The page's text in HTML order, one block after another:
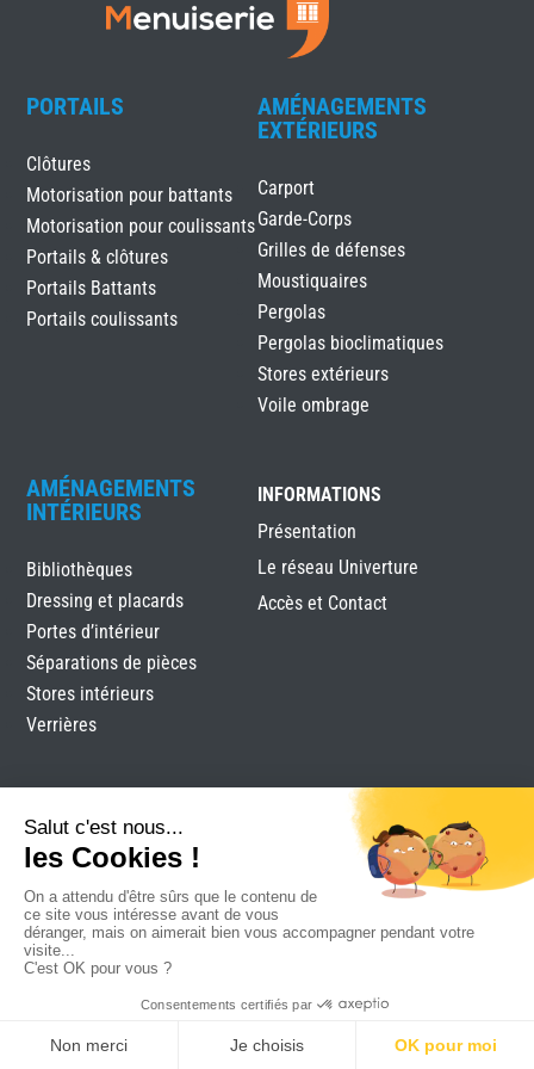
PORTAILS
Clôtures
Motorisation pour battants
Motorisation pour coulissants
Portails & clôtures
Portails Battants
Portails coulissants
AMÉNAGEMENTS
EXTÉRIEURS
Carport
Garde-Corps
Grilles de défenses
Moustiquaires
Pergolas
Pergolas bioclimatiques
Stores extérieurs
Voile ombrage
AMÉNAGEMENTS
INTÉRIEURS
Bibliothèques
Dressing et placards
Portes d’intérieur
Séparations de pièces
Stores intérieurs
Verrières
INFORMATIONS
Présentation
Le réseau Univerture
Accès et Contact
Landaise De Menuiserie
Mentions légales
Plan du site